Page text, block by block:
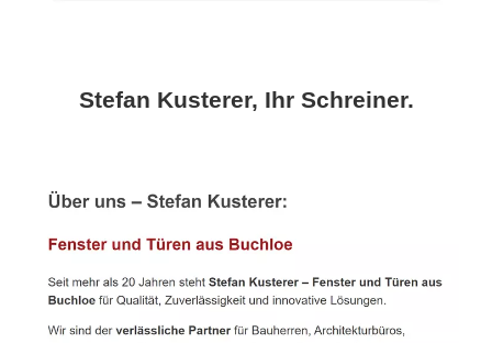
Stefan Kusterer, Ihr Schreiner.